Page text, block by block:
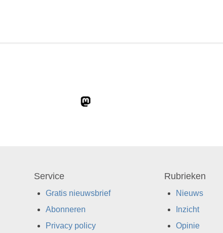
Service
Gratis nieuwsbrief
Abonneren
Privacy policy
Rubrieken
Nieuws
Inzicht
Opinie